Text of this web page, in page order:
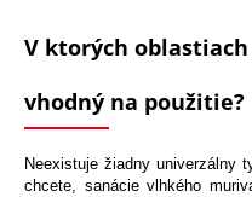
V ktorých
vhodný na použitie?
Neexistuje žiadny univerzálny
chcete, sanácie vlhkého